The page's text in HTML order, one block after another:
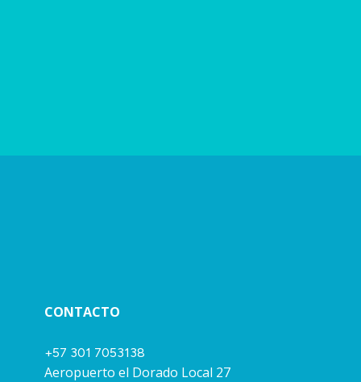
CONTACTO
+57 301 7053138
Aeropuerto el Dorado Local 27